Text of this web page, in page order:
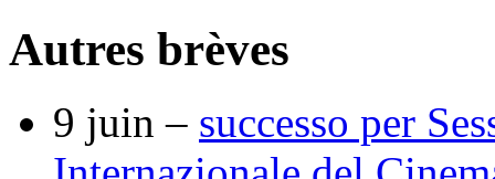
Autres brèves
9 juin – successo per